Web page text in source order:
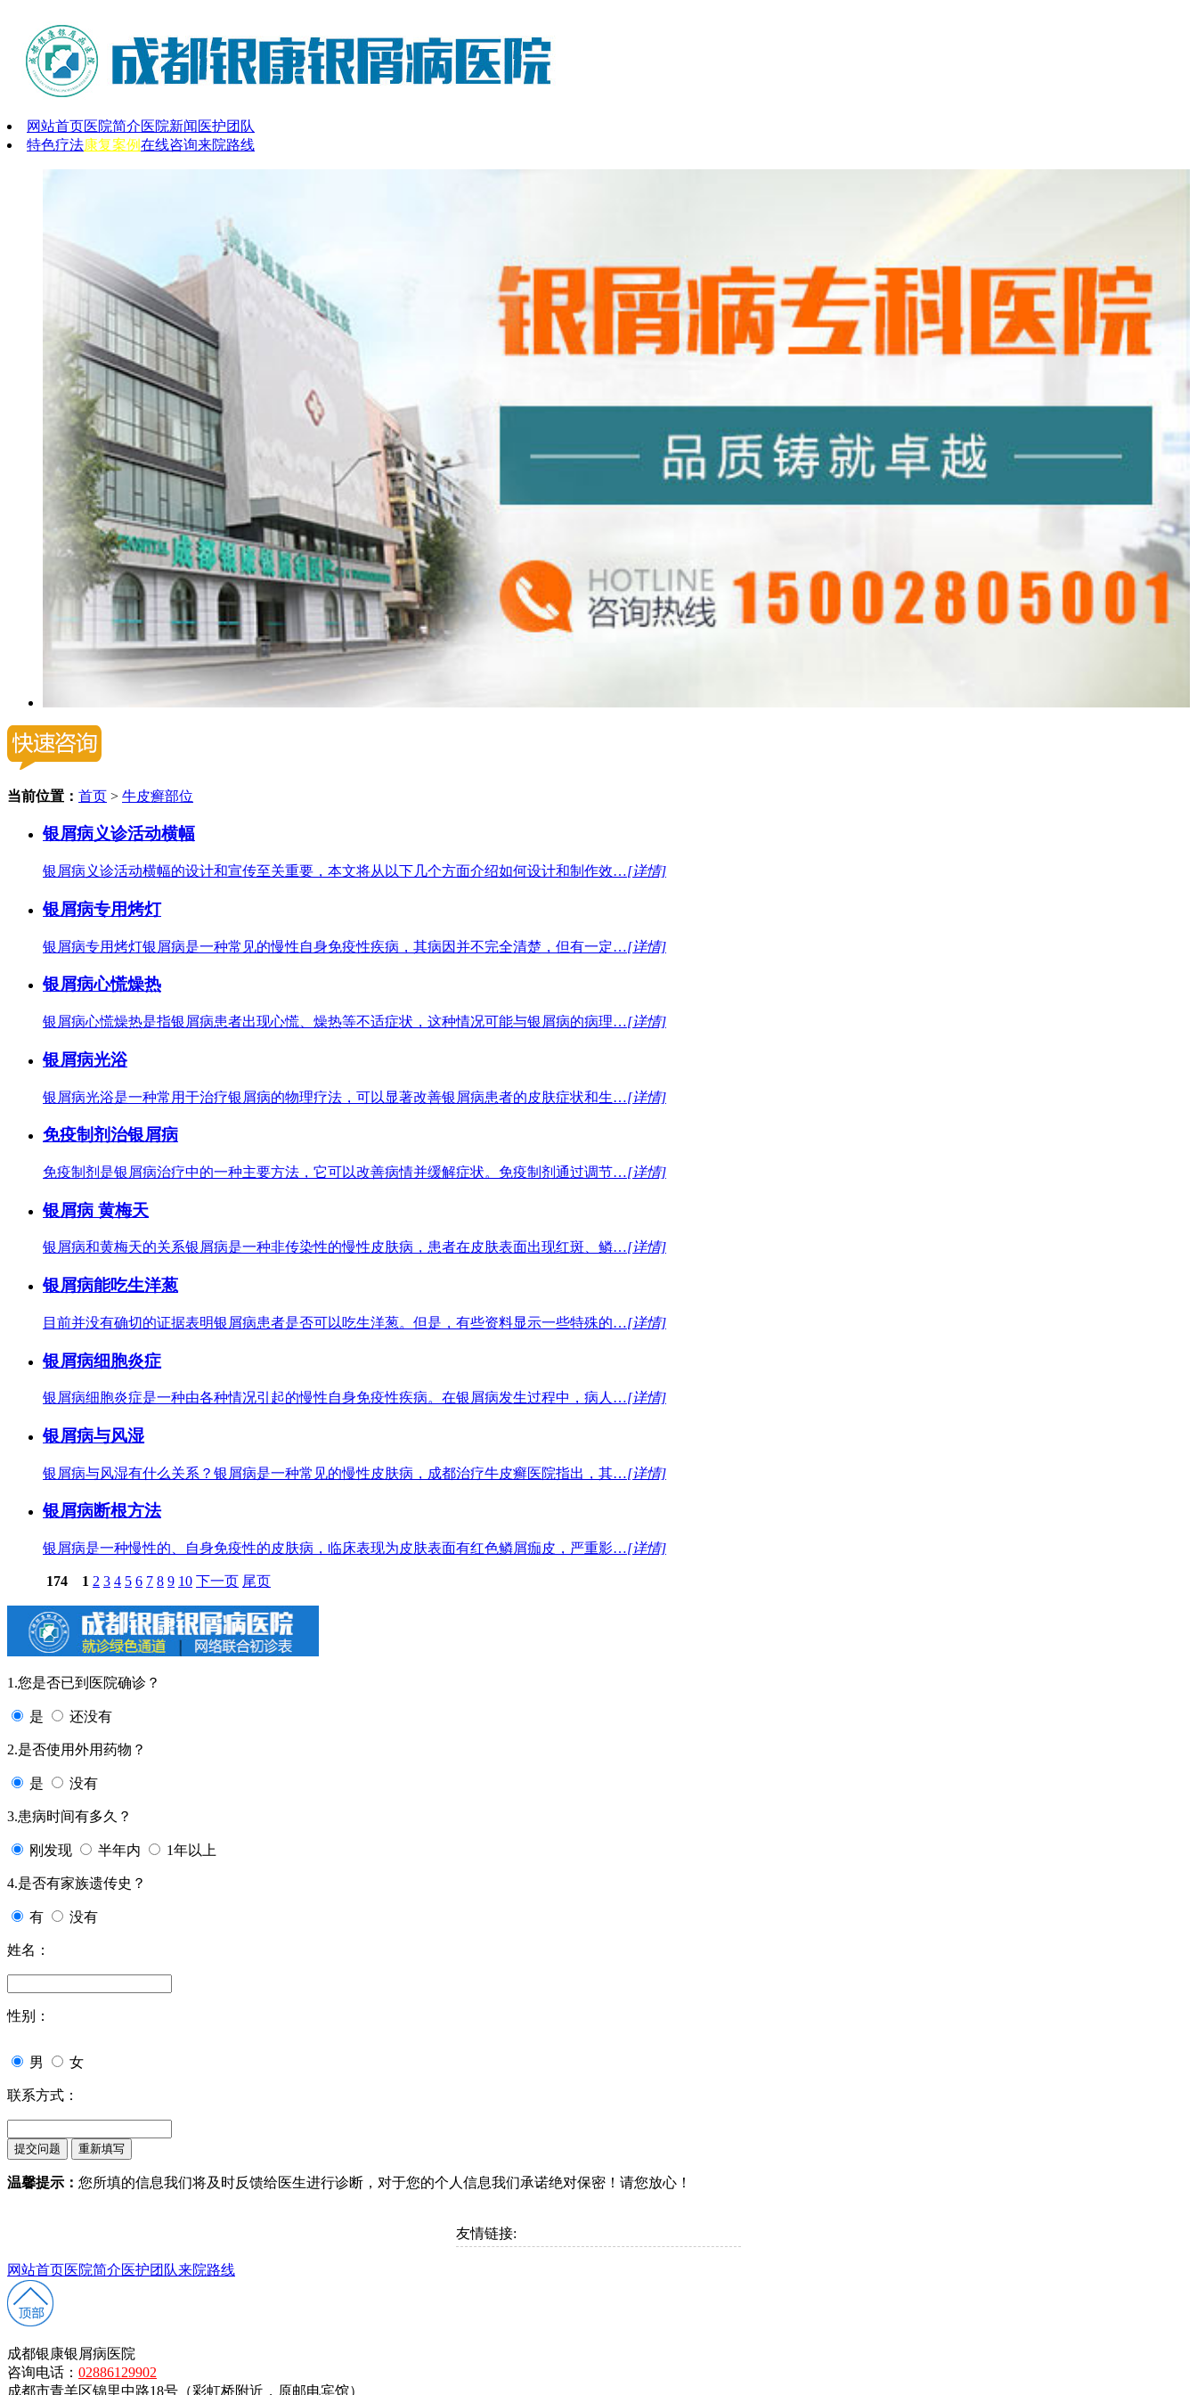
网站首页医院简介医院新闻 医护团队
特色疗法康复案例在线咨询来院路线
当前位置： 首页 > 牛皮癣部位
银屑病义诊活动横幅
银屑病义诊活动横幅的设计和宣传至关重要，本文将从以下几个方面介绍如何设计和制作效…[详情]
银屑病专用烤灯
银屑病专用烤灯银屑病是一种常见的慢性自身免疫性疾病，其病因并不完全清楚，但有一定…[详情]
银屑病心慌燥热
银屑病心慌燥热是指银屑病患者出现心慌、燥热等不适症状，这种情况可能与银屑病的病理…[详情]
银屑病光浴
银屑病光浴是一种常用于治疗银屑病的物理疗法，可以显著改善银屑病患者的皮肤症状和生…[详情]
免疫制剂治银屑病
免疫制剂是银屑病治疗中的一种主要方法，它可以改善病情并缓解症状。免疫制剂通过调节…[详情]
银屑病 黄梅天
银屑病和黄梅天的关系银屑病是一种非传染性的慢性皮肤病，患者在皮肤表面出现红斑、鳞…[详情]
银屑病能吃生洋葱
目前并没有确切的证据表明银屑病患者是否可以吃生洋葱。但是，有些资料显示一些特殊的…[详情]
银屑病细胞炎症
银屑病细胞炎症是一种由各种情况引起的慢性自身免疫性疾病。在银屑病发生过程中，病人…[详情]
银屑病与风湿
银屑病与风湿有什么关系？银屑病是一种常见的慢性皮肤病，成都治疗牛皮癣医院指出，其…[详情]
银屑病断根方法
银屑病是一种慢性的、自身免疫性的皮肤病，临床表现为皮肤表面有红色鳞屑痂皮，严重影…[详情]
174 1 2 3 4 5 6 7 8 9 10 下一页 尾页
1.您是否已到医院确诊？
是 还没有
2.是否使用外用药物？
是 没有
3.患病时间有多久？
刚发现 半年内 1年以上
4.是否有家族遗传史？
有 没有
姓名：
性别：
男 女
联系方式：
温馨提示： 您所填的信息我们将及时反馈给医生进行诊断，对于您的个人信息我们承诺绝对保密！请您放心！
友情链接:
网站首页医院简介医护团队来院路线
成都银康银屑病医院
咨询电话： 02886129902
成都市青羊区锦里中路18号（彩虹桥附近，原邮电宾馆）